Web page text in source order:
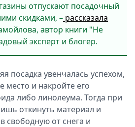
отпускают посадочный
скидками, – рассказала
автор книги "Не
эксперт и блогер.
посадка увенчалась успехом,
место и накройте его
либо линолеума. Тогда при
откинуть материал и
свободную от снега и